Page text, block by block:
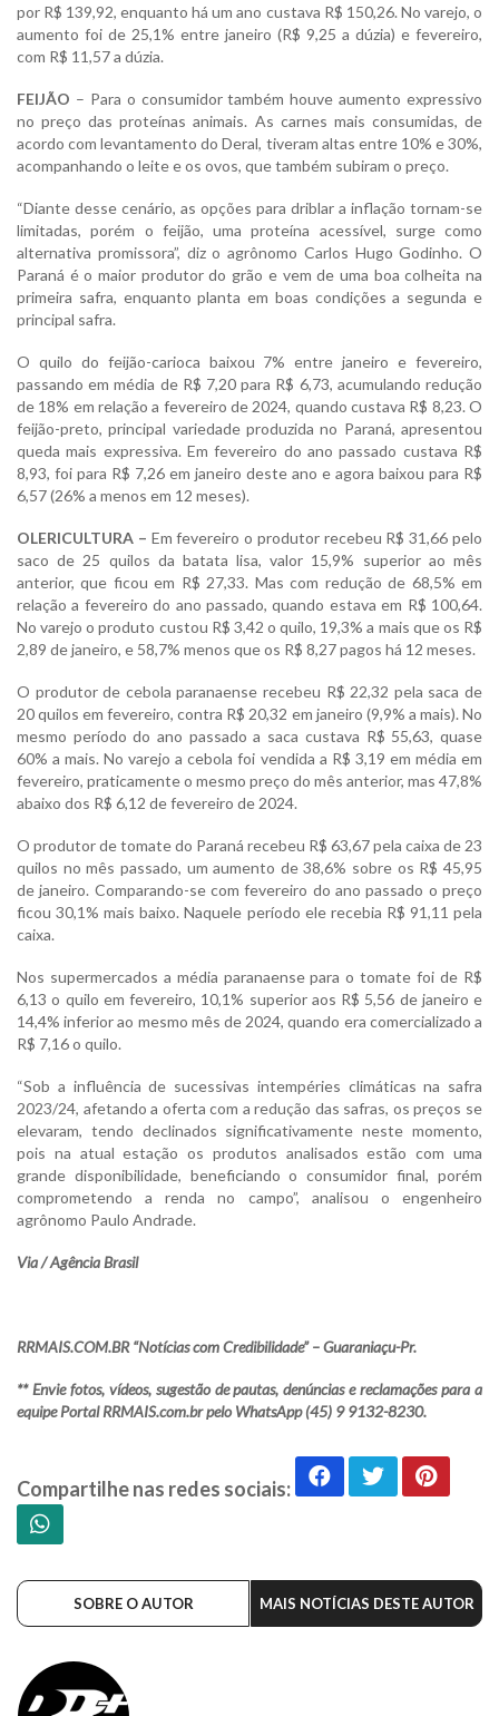
por R$ 139,92, enquanto há um ano custava R$ 150,26. No varejo, o
aumento foi de 25,1% entre janeiro (R$ 9,25 a dúzia) e fevereiro,
com R$ 11,57 a dúzia.
FEIJÃO – Para o consumidor também houve aumento expressivo
no preço das proteínas animais. As carnes mais consumidas, de
acordo com levantamento do Deral, tiveram altas entre 10% e 30%,
acompanhando o leite e os ovos, que também subiram o preço.
“Diante desse cenário, as opções para driblar a inflação tornam-se
limitadas, porém o feijão, uma proteína acessível, surge como
alternativa promissora”, diz o agrônomo Carlos Hugo Godinho. O
Paraná é o maior produtor do grão e vem de uma boa colheita na
primeira safra, enquanto planta em boas condições a segunda e
principal safra.
O quilo do feijão-carioca baixou 7% entre janeiro e fevereiro,
passando em média de R$ 7,20 para R$ 6,73, acumulando redução
de 18% em relação a fevereiro de 2024, quando custava R$ 8,23. O
feijão-preto, principal variedade produzida no Paraná, apresentou
queda mais expressiva. Em fevereiro do ano passado custava R$
8,93, foi para R$ 7,26 em janeiro deste ano e agora baixou para R$
6,57 (26% a menos em 12 meses).
OLERICULTURA – Em fevereiro o produtor recebeu R$ 31,66 pelo
saco de 25 quilos da batata lisa, valor 15,9% superior ao mês
anterior, que ficou em R$ 27,33. Mas com redução de 68,5% em
relação a fevereiro do ano passado, quando estava em R$ 100,64.
No varejo o produto custou R$ 3,42 o quilo, 19,3% a mais que os R$
2,89 de janeiro, e 58,7% menos que os R$ 8,27 pagos há 12 meses.
O produtor de cebola paranaense recebeu R$ 22,32 pela saca de
20 quilos em fevereiro, contra R$ 20,32 em janeiro (9,9% a mais). No
mesmo período do ano passado a saca custava R$ 55,63, quase
60% a mais. No varejo a cebola foi vendida a R$ 3,19 em média em
fevereiro, praticamente o mesmo preço do mês anterior, mas 47,8%
abaixo dos R$ 6,12 de fevereiro de 2024.
O produtor de tomate do Paraná recebeu R$ 63,67 pela caixa de 23
quilos no mês passado, um aumento de 38,6% sobre os R$ 45,95
de janeiro. Comparando-se com fevereiro do ano passado o preço
ficou 30,1% mais baixo. Naquele período ele recebia R$ 91,11 pela
caixa.
Nos supermercados a média paranaense para o tomate foi de R$
6,13 o quilo em fevereiro, 10,1% superior aos R$ 5,56 de janeiro e
14,4% inferior ao mesmo mês de 2024, quando era comercializado a
R$ 7,16 o quilo.
“Sob a influência de sucessivas intempéries climáticas na safra
2023/24, afetando a oferta com a redução das safras, os preços se
elevaram, tendo declinados significativamente neste momento,
pois na atual estação os produtos analisados estão com uma
grande disponibilidade, beneficiando o consumidor final, porém
comprometendo a renda no campo”, analisou o engenheiro
agrônomo Paulo Andrade.
Via / Agência Brasil
RRMAIS.COM.BR “Notícias com Credibilidade” – Guaraniaçu-Pr.
** Envie fotos, vídeos, sugestão de pautas, denúncias e reclamações para a
equipe Portal RRMAIS.com.br pelo WhatsApp (45) 9 9132-8230.
Compartilhe nas redes sociais:
SOBRE O AUTOR MAIS NOTÍCIAS DESTE AUTOR